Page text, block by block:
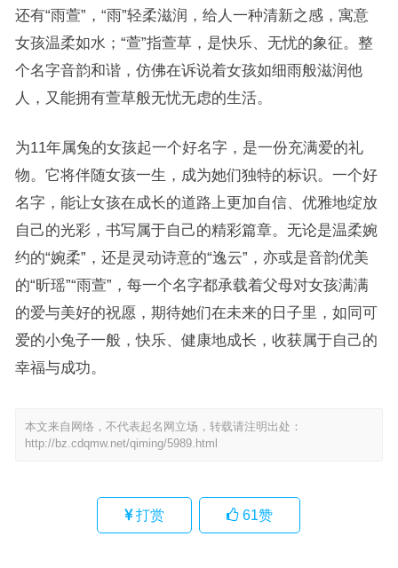
还有“雨萱”，“雨”轻柔滋润，给人一种清新之感，寓意
女孩温柔如水；“萱”指萱草，是快乐、无忧的象征。整
个名字音韵和谐，仿佛在诉说着女孩如细雨般滋润他
人，又能拥有萱草般无忧无虑的生活。
为11年属兔的女孩起一个好名字，是一份充满爱的礼
物。它将伴随女孩一生，成为她们独特的标识。一个好
名字，能让女孩在成长的道路上更加自信、优雅地绽放
自己的光彩，书写属于自己的精彩篇章。无论是温柔婉
约的“婉柔”，还是灵动诗意的“逸云”，亦或是音韵优美
的“昕瑶”“雨萱”，每一个名字都承载着父母对女孩满满
的爱与美好的祝愿，期待她们在未来的日子里，如同可
爱的小兔子一般，快乐、健康地成长，收获属于自己的
幸福与成功。
本文来自网络，不代表起名网立场，转载请注明出处：
http://bz.cdqmw.net/qiming/5989.html
打赏 61赞